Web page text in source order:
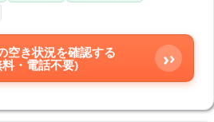
空き状況を確認する
・電話不要)
›